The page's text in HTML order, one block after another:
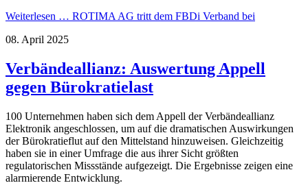
Weiterlesen … ROTIMA AG tritt dem FBDi Verband bei
08. April 2025
Verbändeallianz: Auswertung Appell
gegen Bürokratielast
100 Unternehmen haben sich dem Appell der Verbändeallianz
Elektronik angeschlossen, um auf die dramatischen Auswirkungen
der Bürokratieflut auf den Mittelstand hinzuweisen. Gleichzeitig
haben sie in einer Umfrage die aus ihrer Sicht größten
regulatorischen Missstände aufgezeigt. Die Ergebnisse zeigen eine
alarmierende Entwicklung.